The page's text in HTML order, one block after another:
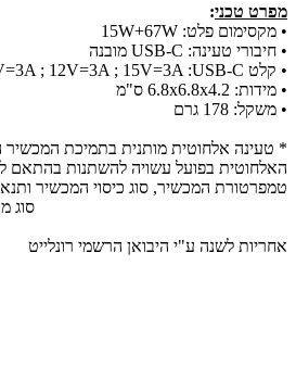
מפרט טכני:
• מקסימום פלט: 15W+67W
• חיבורי טעינה: USB-C מובנה
• קלט ; 12V=3A ; 15V=3A :USB-C
• מידות: 6.8x6.8x4.2 ס"מ
• משקל: 178 גרם
* טעינה אלחוטית מותנית בתמיכת המכשיר
האלחוטית בפועל עשויה להשתנות בהתאם
טמפרטורת המכשיר, סוג כיסוי המכשיר
סוג
אחריות לשנה ע"י היבואן הרשמי רונלייט